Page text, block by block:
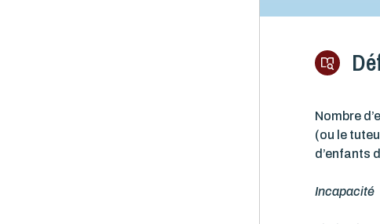
Nombre
(ou le
d’enfants
Incapacité